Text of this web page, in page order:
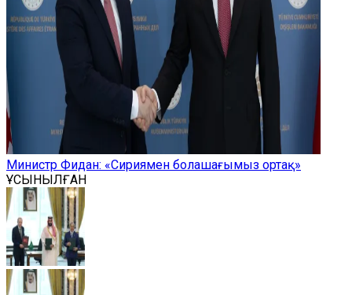
Министр Фидан: «Сириямен болашағымыз ортақ»
ҰСЫНЫЛҒАН